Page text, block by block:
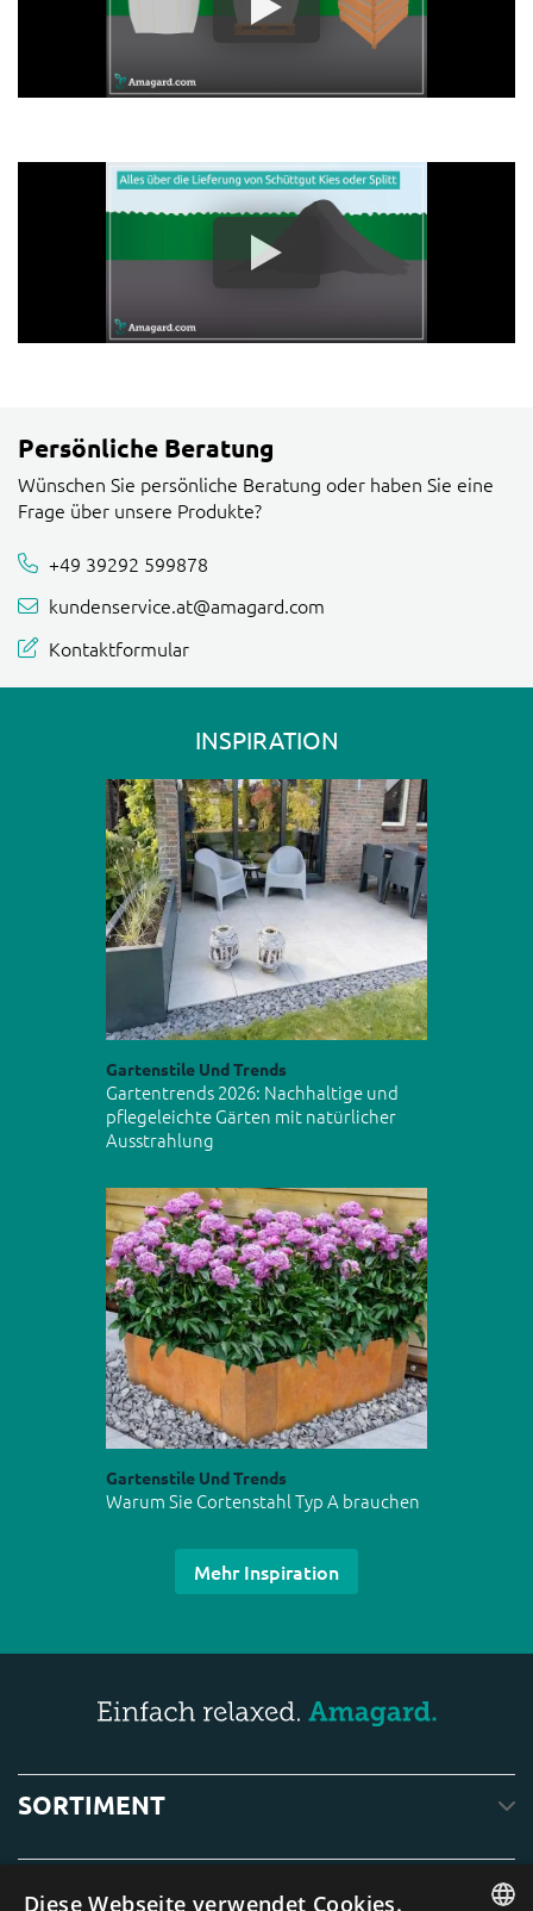
Persönliche Beratung
Wünschen Sie persönliche Beratung oder haben Sie eine
Frage über unsere Produkte?
+49 39292 599878
kundenservice.at@amagard.com
Kontaktformular
INSPIRATION
Gartenstile Und Trends
Gartentrends 2026: Nachhaltige und
pflegeleichte Gärten mit natürlicher
Ausstrahlung
Gartenstile Und Trends
Warum Sie Cortenstahl Typ A brauchen
Mehr Inspiration
SORTIMENT
SERVICE
Diese Webseite verwendet Cookies.